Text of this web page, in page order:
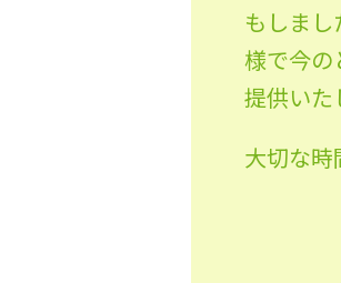
もしま
様で今の
提供いた
大切な時